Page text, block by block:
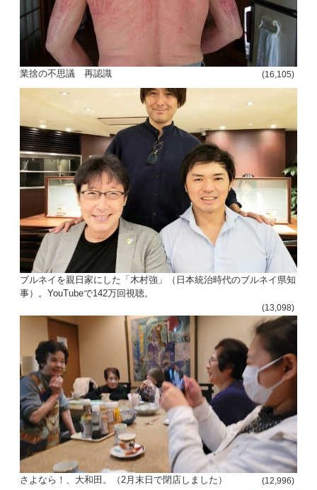
業捨の不思議 再認識 (16,105)
ブルネイを親日家にした「木村強」（日本統治時代のブルネイ県知
事）。YouTubeで142万回視聴。
(13,098)
さよなら！、大和田。（2月末日で閉店しました） (12,996)